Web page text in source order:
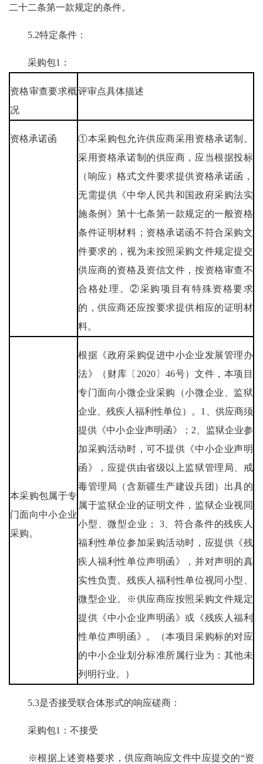
二十二条第一款规定的条件。
5.2特定条件：
采购包1：
资格审查要求概
况
评审点具体描述
资格承诺函
①本采购包允许供应商采用资格承诺制。
采用资格承诺制的供应商，应当根据投标
（响应）格式文件要求提供资格承诺函，
无需提供《中华人民共和国政府采购法实
施条例》第十七条第一款规定的一般资格
条件证明材料；资格承诺函不符合采购文
件要求的，视为未按照采购文件规定提交
供应商的资格及资信文件，按资格审查不
合格处理。②采购项目有特殊资格要求
的，供应商还应按要求提供相应的证明材
料。
本采购包属于专
门面向中小企业
采购。
根据《政府采购促进中小企业发展管理办
法》（财库〔2020〕46号）文件，本项目
专门面向小微企业采购（小微企业、监狱
企业、残疾人福利性单位）。1、供应商须
提供《中小企业声明函》；2、监狱企业参
加采购活动时，可不提供《中小企业声明
函》，应提供由省级以上监狱管理局、戒
毒管理局（含新疆生产建设兵团）出具的
属于监狱企业的证明文件，监狱企业视同
小型、微型企业； 3、符合条件的残疾人
福利性单位参加采购活动时，应提供《残
疾人福利性单位声明函》，并对声明的真
实性负责。残疾人福利性单位视同小型、
微型企业。※供应商应按照采购文件规定
提供《中小企业声明函》或《残疾人福利
性单位声明函》。（本项目采购标的对应
的中小企业划分标准所属行业为：其他未
列明行业。）
5.3是否接受联合体形式的响应磋商：
采购包1：不接受
※根据上述资格要求，供应商响应文件中应提交的“资